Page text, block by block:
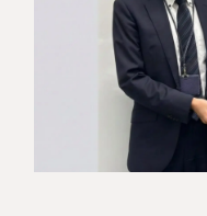
ご相談の流れ
選ばれる理由
よくある質問
相続税申告について
ご相談の流れ